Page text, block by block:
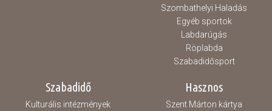
Szombathelyi Haladás
Egyéb sportok
Labdarúgás
Röplabda
Szabadidősport
Szabadidő
Kulturális intézmények
Hasznos
Szent Márton kártya